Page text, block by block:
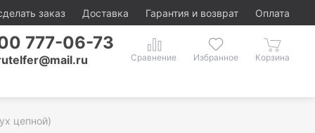
заказ Доставка Гарантия и возврат Оплата
777-06-73
цепной)